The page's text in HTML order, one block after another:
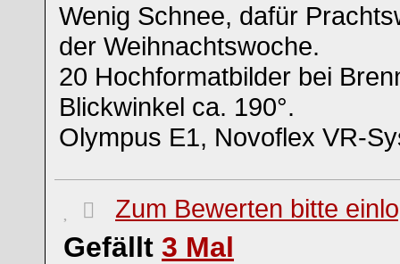
Wenig Schnee, dafür
der Weihnachtswoche.
20 Hochformatbilder bei
Blickwinkel ca. 190°.
Olympus E1, Novoflex VR-
Zum Bewerten bitte
Gefällt 3 Mal